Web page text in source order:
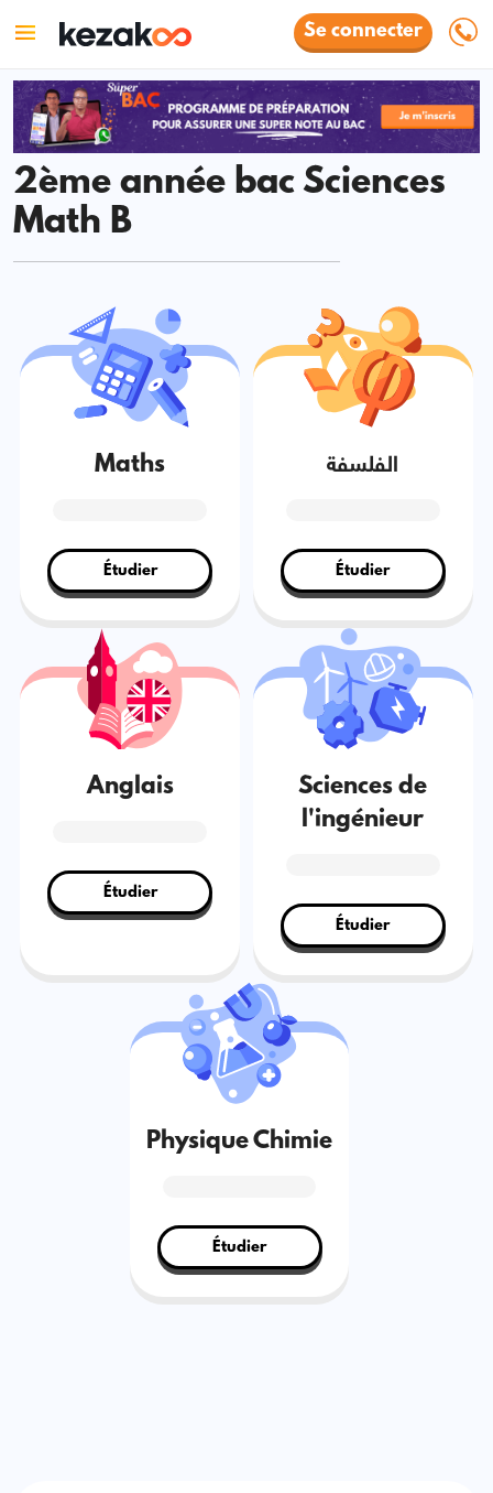
Se connecter
2ème année bac Sciences
Math B
Maths
Étudier
الفلسفة
Étudier
Anglais
Étudier
Sciences de
l'ingénieur
Étudier
Physique Chimie
Étudier